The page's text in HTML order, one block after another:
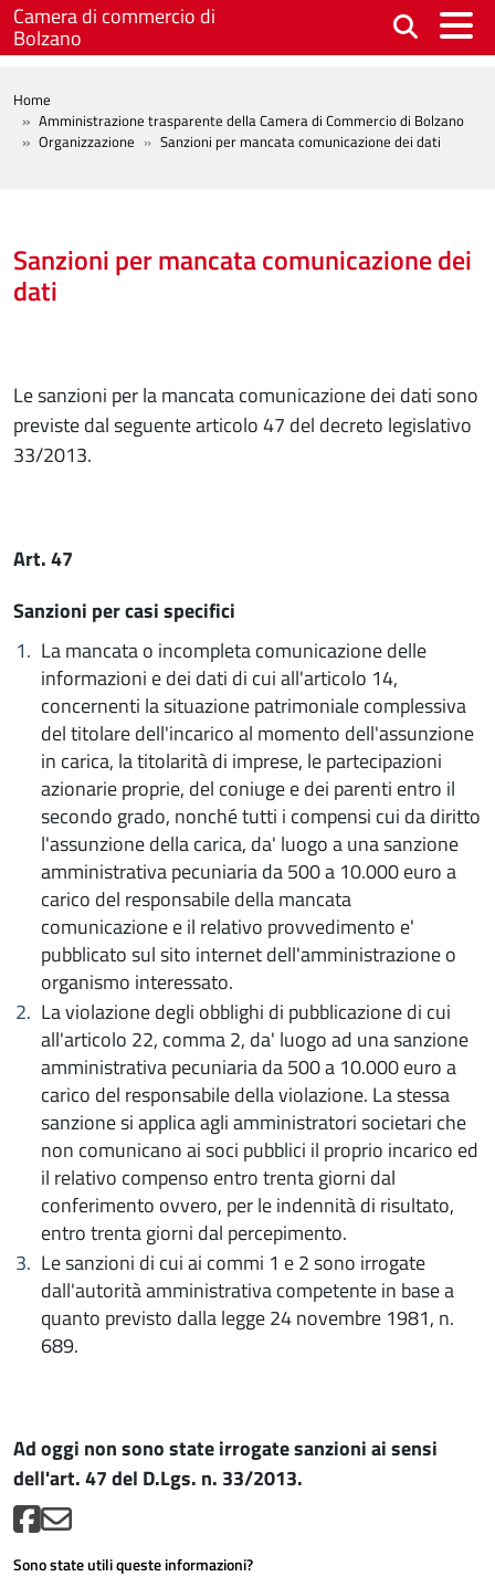
Salta al contenuto principale
Camera di commercio di
Bolzano
BREADCRUMB
Home
Amministrazione trasparente della Camera di Commercio di Bolzano
Organizzazione
Sanzioni per mancata comunicazione dei dati
Sanzioni per mancata comunicazione dei
dati
Le sanzioni per la mancata comunicazione dei dati sono
previste dal seguente articolo 47 del decreto legislativo
33/2013.
Art. 47
Sanzioni per casi specifici
La mancata o incompleta comunicazione delle
informazioni e dei dati di cui all'articolo 14,
concernenti la situazione patrimoniale complessiva
del titolare dell'incarico al momento dell'assunzione
in carica, la titolarità di imprese, le partecipazioni
azionarie proprie, del coniuge e dei parenti entro il
secondo grado, nonché tutti i compensi cui da diritto
l'assunzione della carica, da' luogo a una sanzione
amministrativa pecuniaria da 500 a 10.000 euro a
carico del responsabile della mancata
comunicazione e il relativo provvedimento e'
pubblicato sul sito internet dell'amministrazione o
organismo interessato.
La violazione degli obblighi di pubblicazione di cui
all'articolo 22, comma 2, da' luogo ad una sanzione
amministrativa pecuniaria da 500 a 10.000 euro a
carico del responsabile della violazione. La stessa
sanzione si applica agli amministratori societari che
non comunicano ai soci pubblici il proprio incarico ed
il relativo compenso entro trenta giorni dal
conferimento ovvero, per le indennità di risultato,
entro trenta giorni dal percepimento.
Le sanzioni di cui ai commi 1 e 2 sono irrogate
dall'autorità amministrativa competente in base a
quanto previsto dalla legge 24 novembre 1981, n.
689.
Ad oggi non sono state irrogate sanzioni ai sensi
dell'art. 47 del D.Lgs. n. 33/2013.
Sono state utili queste informazioni?